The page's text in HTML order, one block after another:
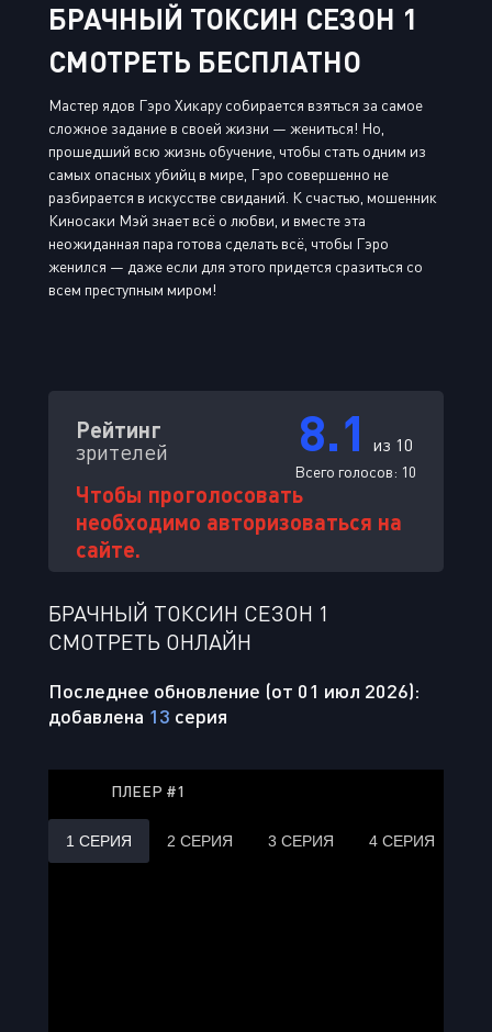
БРАЧНЫЙ ТОКСИН СЕЗОН 1
СМОТРЕТЬ БЕСПЛАТНО
Мастер ядов Гэро Хикару собирается взяться за самое
сложное задание в своей жизни — жениться! Но,
прошедший всю жизнь обучение, чтобы стать одним из
самых опасных убийц в мире, Гэро совершенно не
разбирается в искусстве свиданий. К счастью, мошенник
Киносаки Мэй знает всё о любви, и вместе эта
неожиданная пара готова сделать всё, чтобы Гэро
женился — даже если для этого придется сразиться со
всем преступным миром!
Рейтинг
зрителей 8.1 из 10
Всего голосов: 10
Чтобы проголосовать
необходимо авторизоваться на
сайте.
БРАЧНЫЙ ТОКСИН СЕЗОН 1
СМОТРЕТЬ ОНЛАЙН
Последнее обновление (от 01 июл 2026):
добавлена 13 серия
ПЛЕЕР #1